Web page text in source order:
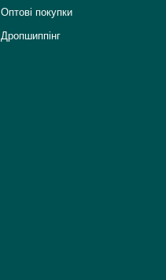
Оптові покупки
Дропшиппінг